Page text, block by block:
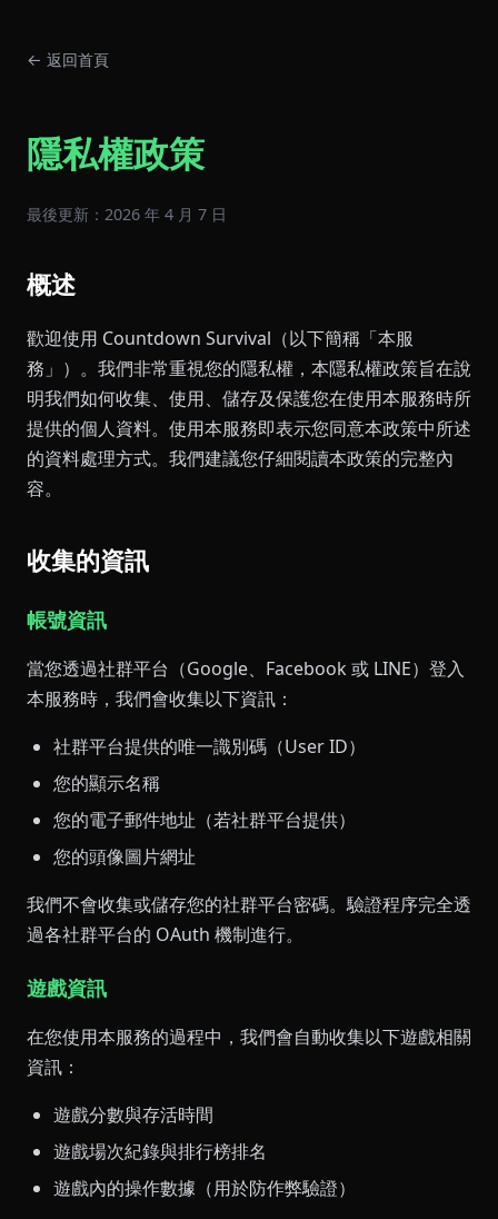
← 返回首頁
隱私權政策
最後更新：2026 年 4 月 7 日
概述
歡迎使用 Countdown Survival（以下簡稱「本服
務」）。我們非常重視您的隱私權，本隱私權政策旨在說
明我們如何收集、使用、儲存及保護您在使用本服務時所
提供的個人資料。使用本服務即表示您同意本政策中所述
的資料處理方式。我們建議您仔細閱讀本政策的完整內
容。
收集的資訊
帳號資訊
當您透過社群平台（Google、Facebook 或 LINE）登入
本服務時，我們會收集以下資訊：
社群平台提供的唯一識別碼（User ID）
您的顯示名稱
您的電子郵件地址（若社群平台提供）
您的頭像圖片網址
我們不會收集或儲存您的社群平台密碼。驗證程序完全透
過各社群平台的 OAuth 機制進行。
遊戲資訊
在您使用本服務的過程中，我們會自動收集以下遊戲相關
資訊：
遊戲分數與存活時間
遊戲場次紀錄與排行榜排名
遊戲內的操作數據（用於防作弊驗證）